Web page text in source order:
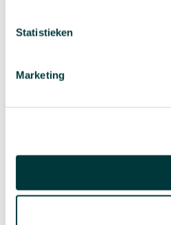
Statistieken
Marketing